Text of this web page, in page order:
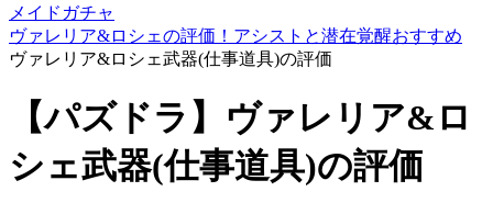
メイドガチャ
ヴァレリア&ロシェの評価！アシストと潜在覚醒おすすめ
ヴァレリア&ロシェ武器(仕事道具)の評価
【パズドラ】ヴァレリア&ロ
シェ武器(仕事道具)の評価